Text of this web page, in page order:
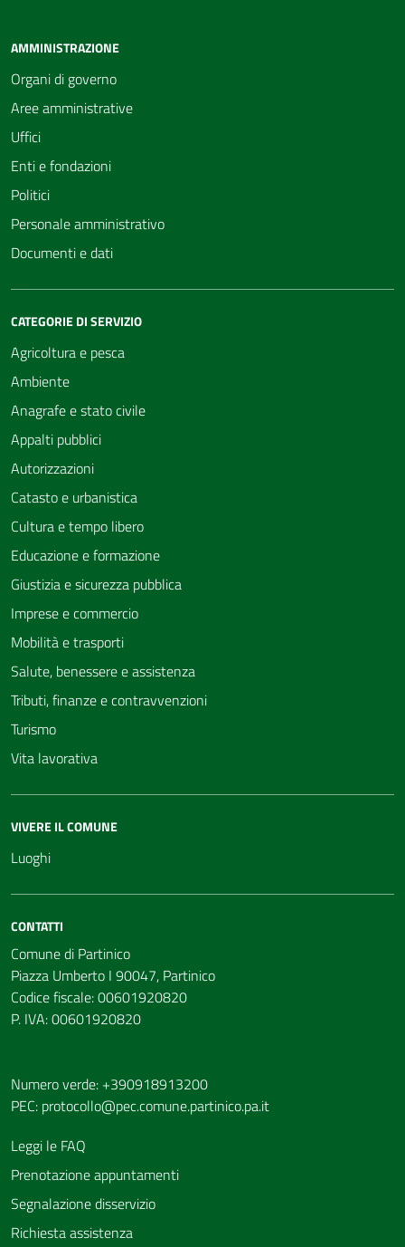
AMMINISTRAZIONE
Organi di governo
Aree amministrative
Uffici
Enti e fondazioni
Politici
Personale amministrativo
Documenti e dati
CATEGORIE DI SERVIZIO
Agricoltura e pesca
Ambiente
Anagrafe e stato civile
Appalti pubblici
Autorizzazioni
Catasto e urbanistica
Cultura e tempo libero
Educazione e formazione
Giustizia e sicurezza pubblica
Imprese e commercio
Mobilità e trasporti
Salute, benessere e assistenza
Tributi, finanze e contravvenzioni
Turismo
Vita lavorativa
VIVERE IL COMUNE
Luoghi
CONTATTI
Comune di Partinico
Piazza Umberto I 90047, Partinico
Codice fiscale: 00601920820
P. IVA: 00601920820
Numero verde: +390918913200
PEC: protocollo@pec.comune.partinico.pa.it
Leggi le FAQ
Prenotazione appuntamenti
Segnalazione disservizio
Richiesta assistenza